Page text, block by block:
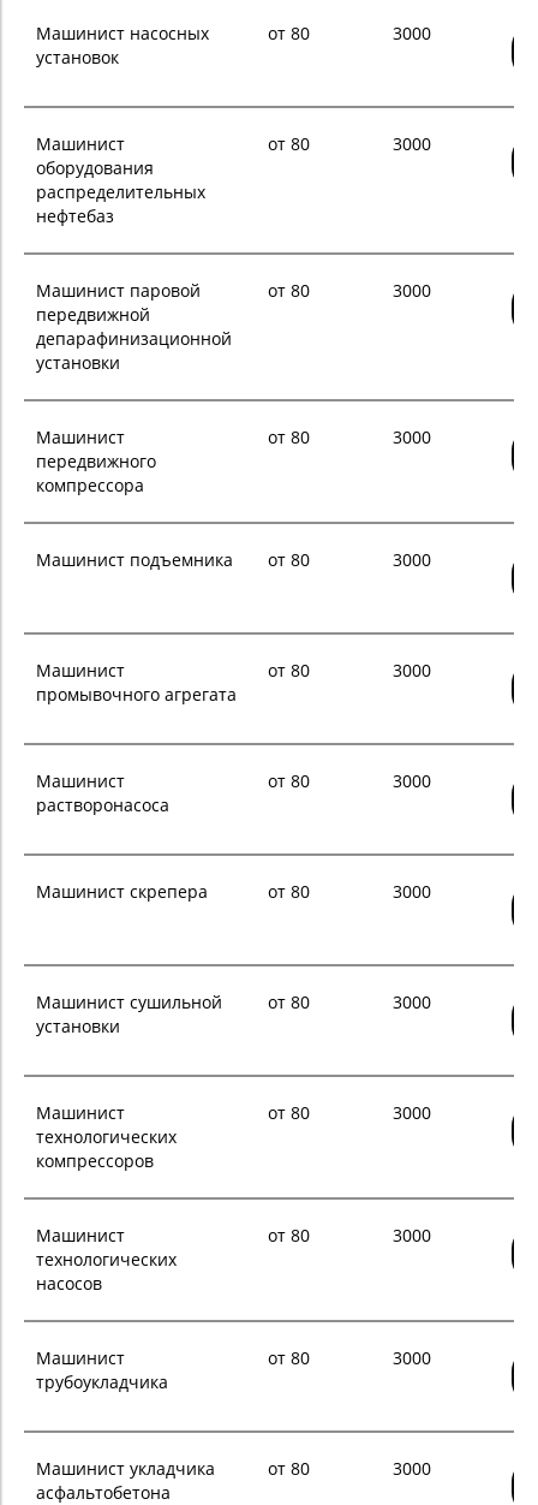
Машинист насосных
установок
от 80 3000
Машинист
оборудования
распределительных
нефтебаз
от 80 3000
Машинист паровой
передвижной
депарафинизационной
установки
от 80 3000
Машинист
передвижного
компрессора
от 80 3000
Машинист подъемника от 80 3000
Машинист
промывочного агрегата
от 80 3000
Машинист
растворонасоса
от 80 3000
Машинист скрепера от 80 3000
Машинист сушильной
установки
от 80 3000
Машинист
технологических
компрессоров
от 80 3000
Машинист
технологических
насосов
от 80 3000
Машинист
трубоукладчика
от 80 3000
Машинист укладчика
асфальтобетона
от 80 3000